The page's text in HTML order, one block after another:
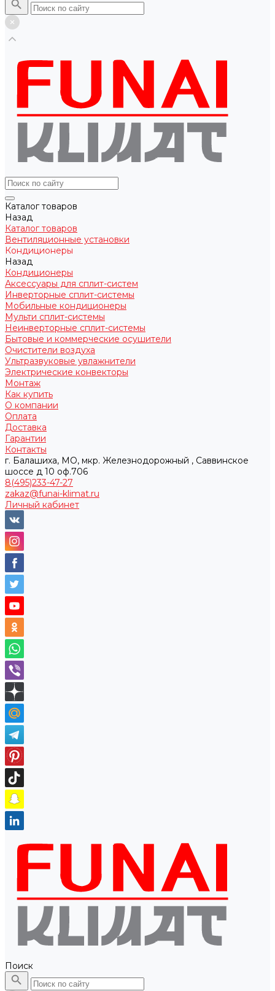
Каталог товаров
Назад
Каталог товаров
Вентиляционные установки
Кондиционеры
Назад
Кондиционеры
Аксессуары для сплит-систем
Инверторные сплит-системы
Мобильные кондиционеры
Мульти сплит-системы
Неинверторные сплит-системы
Бытовые и коммерческие осушители
Очистители воздуха
Ультразвуковые увлажнители
Электрические конвекторы
Монтаж
Как купить
О компании
Оплата
Доставка
Гарантии
Контакты
г. Балашиха, МО, мкр. Железнодорожный , Саввинское
шоссе д 10 оф.706
8(495)233-47-27
zakaz@funai-klimat.ru
Личный кабинет
Поиск